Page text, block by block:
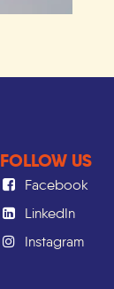
FOLLOW US
Facebook
LinkedIn
Instagram